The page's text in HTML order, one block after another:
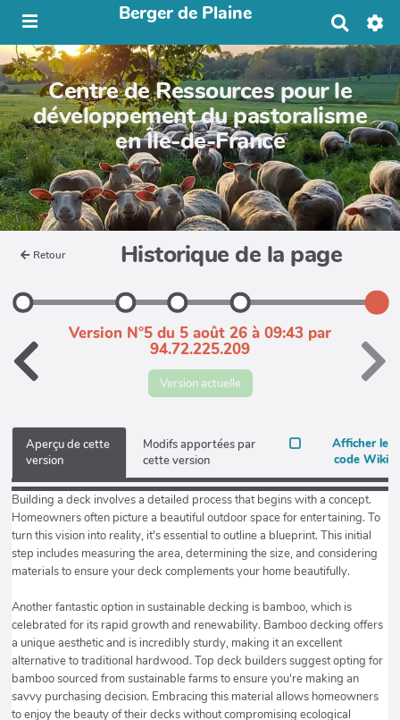
Berger de Plaine
h
e
r
c
h
e
r
Centre de Ressources pour le
développement du pastoralisme
en Île-de-France
Retour Historique de la page
Version N°5 du 5 août 26 à 09:43 par
94.72.225.209
Version actuelle
Aperçu de cette
version
Modifs apportées par
cette version
Afficher le
code Wiki